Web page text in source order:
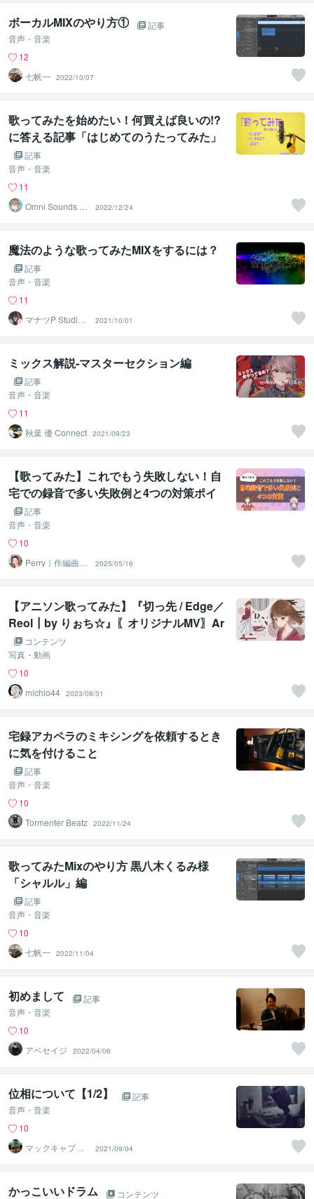
ボーカルMIXのやり方①
記事
音声・音楽
12
七帆一 2022/10/07
歌ってみたを始めたい！何買えば良いの!?
に答える記事「はじめてのうたってみた」
記事
音声・音楽
11
Omni Sounds La
2022/12/24
魔法のような歌ってみたMIXをするには？
記事
音声・音楽
11
マナツP Studio7
2021/10/01
ミックス解説-マスターセクション編
記事
音声・音楽
11
秋葉 優 Connect 2021/09/23
【歌ってみた】これでもう失敗しない！自
宅での録音で多い失敗例と4つの対策ポイ
ント記事
音声・音楽
10
Perry｜作編曲・
2025/05/16
【アニソン歌ってみた】『切っ先 / Edge／
Reol┃by りぉち☆』〖オリジナルMV〗Ar
range Mix feat. io『いお』
コンテンツ
写真・動画
10
michio44 2023/08/31
宅録アカペラのミキシングを依頼するとき
に気を付けること
記事
音声・音楽
10
Tormenter Beatz 2022/11/24
歌ってみたMixのやり方 黒八木くるみ様
「シャルル」編
記事
音声・音楽
10
七帆一 2022/11/04
初めまして
記事
音声・音楽
10
アベセイジ
2022/04/06
位相について【1/2】
記事
音声・音楽
10
マックキャプテ
2021/09/04
かっこいいドラム コンテンツ